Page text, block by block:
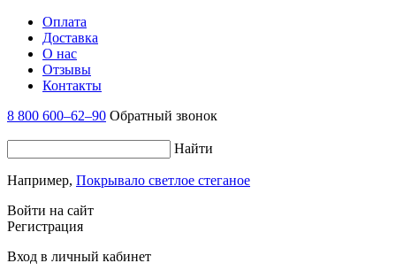
Оплата
Доставка
О нас
Отзывы
Контакты
8 800 600–62–90 Обратный звонок
Найти
Например, Покрывало светлое стеганое
Войти на сайт
Регистрация
Вход в личный кабинет